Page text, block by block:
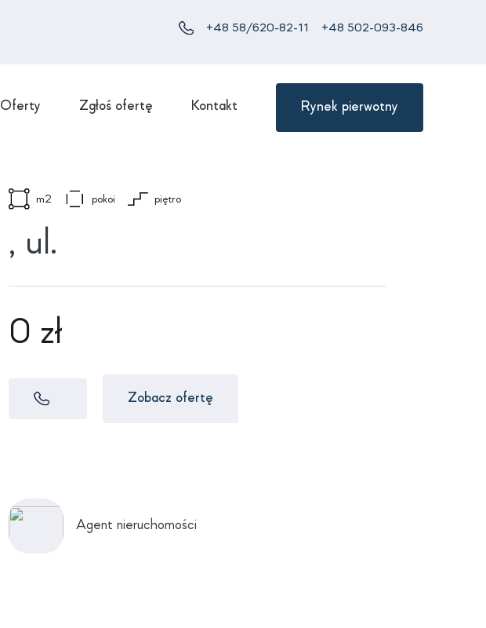
+48 58/620-82-11 +48 502-093-846
Oferty Zgłoś ofertę Kontakt Rynek pierwotny
m2 pokoi piętro
, ul.
0 zł
Zobacz ofertę
Agent nieruchomości